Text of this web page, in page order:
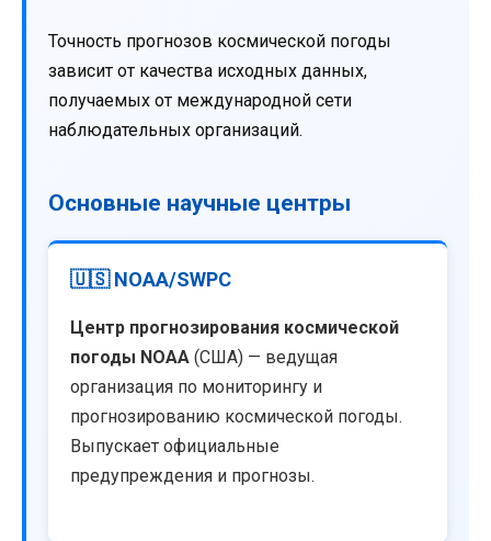
Точность прогнозов космической погоды
зависит от качества исходных данных,
получаемых от международной сети
наблюдательных организаций.
Основные научные центры
🇺🇸 NOAA/SWPC
Центр прогнозирования космической
погоды NOAA (США) — ведущая
организация по мониторингу и
прогнозированию космической погоды.
Выпускает официальные
предупреждения и прогнозы.